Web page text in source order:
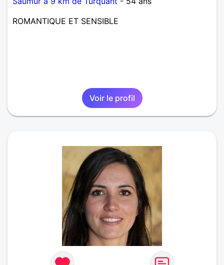
ROMANTIQUE ET SENSIBLE
Voir le profil